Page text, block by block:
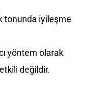
tonunda iyileşme
yöntem olarak
değildir.